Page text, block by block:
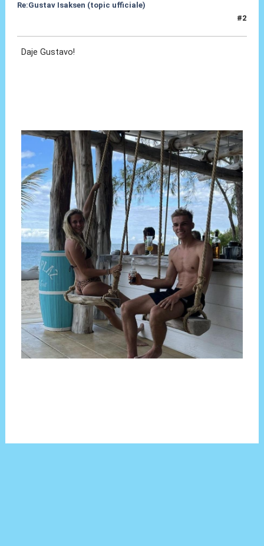
Re:Gustav Isaksen (topic ufficiale)
#2
Daje Gustavo!